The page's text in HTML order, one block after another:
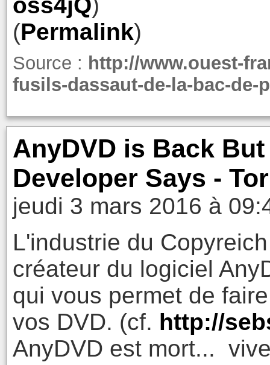
(Permalink)
Source : http://www.ouest-
fusils-dassaut-de-la-bac-de-
AnyDVD is Back
Developer Says -
jeudi 3 mars 2016 à
L'industrie du
créateur du logiciel
qui vous permet de
vos DVD. (cf. http://
AnyDVD est mort...